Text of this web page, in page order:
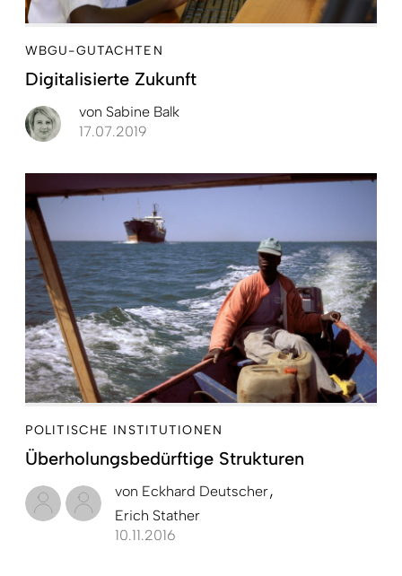
WBGU-GUTACHTEN
Digitalisierte Zukunft
von Sabine Balk
17.07.2019
POLITISCHE INSTITUTIONEN
Überholungsbedürftige Strukturen
von Eckhard Deutscher
Erich Stather
10.11.2016